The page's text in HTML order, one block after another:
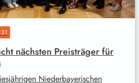
nächsten Preisträger für
Niederbayerischen